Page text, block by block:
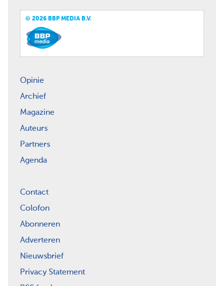
© 2026 BBP MEDIA B.V.
Opinie
Archief
Magazine
Auteurs
Partners
Agenda
Contact
Colofon
Abonneren
Adverteren
Nieuwsbrief
Privacy Statement